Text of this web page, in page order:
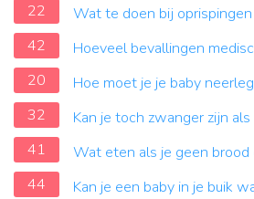
22
Wat te doen bij oprispingen
42
Hoeveel bevallingen
20
Hoe moet je je baby
32
Kan je toch zwanger zijn
41
Wat eten als je geen brood
44
Kan je een baby in je buik